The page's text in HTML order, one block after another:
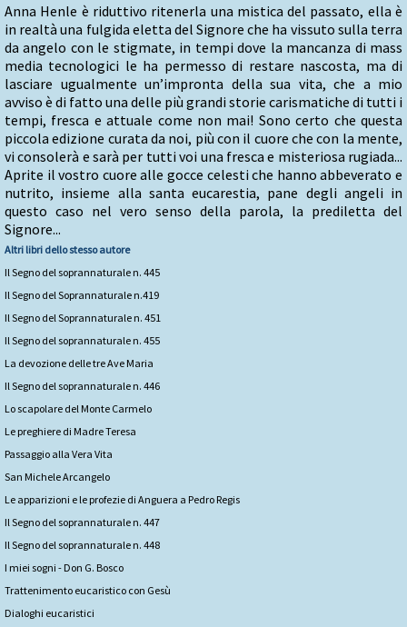
Anna Henle è riduttivo ritenerla una mistica del passato, ella è
in realtà una fulgida eletta del Signore che ha vissuto sulla terra
da angelo con le stigmate, in tempi dove la mancanza di mass
media tecnologici le ha permesso di restare nascosta, ma di
lasciare ugualmente un’impronta della sua vita, che a mio
avviso è di fatto una delle più grandi storie carismatiche di tutti i
tempi, fresca e attuale come non mai! Sono certo che questa
piccola edizione curata da noi, più con il cuore che con la mente,
vi consolerà e sarà per tutti voi una fresca e misteriosa rugiada...
Aprite il vostro cuore alle gocce celesti che hanno abbeverato e
nutrito, insieme alla santa eucarestia, pane degli angeli in
questo caso nel vero senso della parola, la prediletta del
Signore...
Altri libri dello stesso autore
Il Segno del soprannaturale n. 445
Il Segno del Soprannaturale n.419
Il Segno del Soprannaturale n. 451
Il Segno del soprannaturale n. 455
La devozione delle tre Ave Maria
Il Segno del soprannaturale n. 446
Lo scapolare del Monte Carmelo
Le preghiere di Madre Teresa
Passaggio alla Vera Vita
San Michele Arcangelo
Le apparizioni e le profezie di Anguera a Pedro Regis
Il Segno del soprannaturale n. 447
Il Segno del soprannaturale n. 448
I miei sogni - Don G. Bosco
Trattenimento eucaristico con Gesù
Dialoghi eucaristici